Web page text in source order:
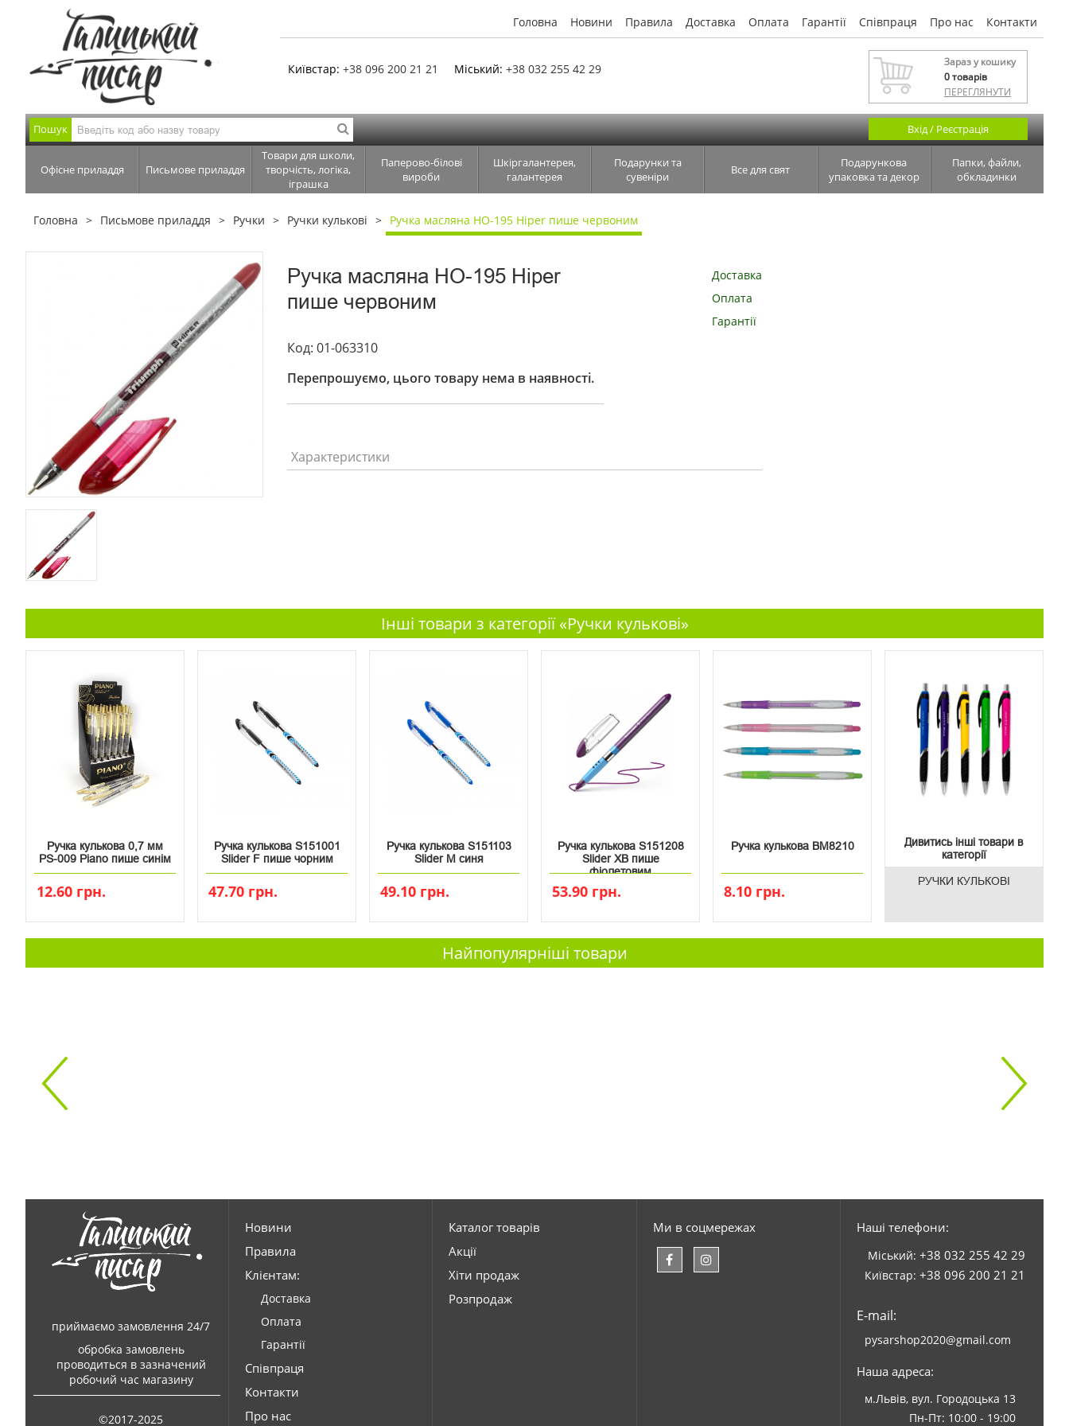
Головна Новини Правила Доставка Оплата Гарантії Співпраця Про нас Контакти
Київстар: +38 096 200 21 21 Міський: +38 032 255 42 29
Зараз у кошику
0товарів
ПЕРЕГЛЯНУТИ
Пошук Вхід / Реєстрація
Офісне приладдя Письмове приладдя
Товари для школи,
творчість, логіка,
іграшка
Паперово-білові
вироби
Шкіргалантерея,
галантерея
Подарунки та
сувеніри
Все для свят
Подарункова
упаковка та декор
Папки, файли,
обкладинки
Головна Письмове приладдя Ручки Ручки кулькові Ручка масляна HO-195 Hiper пише червоним
Ручка масляна HO-195 Hiper
пише червоним
Код: 01-063310
Перепрошуємо, цього товару нема в наявності.
Доставка
Оплата
Гарантії
Характеристики
Інші товари з категорії «Ручки кулькові»
Ручка кулькова 0,7 мм
PS-009 Piano пише синім
12.60 грн.
Ручка кулькова S151001
Slider F пише чорним
47.70 грн.
Ручка кулькова S151103
Slider M синя
49.10 грн.
Ручка кулькова S151208
Slider XB пише
фіолетовим
53.90 грн.
Ручка кулькова ВМ8210
8.10 грн.
Дивитись інші товари в
категорії
РУЧКИ КУЛЬКОВІ
Найпопулярніші товари
приймаємо замовлення 24/7
обробка замовлень
проводиться в зазначений
робочий час магазину
©2017-2025
Новини
Правила
Клієнтам:
Доставка
Оплата
Гарантії
Співпраця
Контакти
Про нас
Каталог товарів
Акції
Хіти продаж
Розпродаж
Ми в соцмережах Наші телефони:
Міський: +38 032 255 42 29
Київстар: +38 096 200 21 21
E-mail:
pysarshop2020@gmail.com
Наша адреса:
м.Львів, вул. Городоцька 13
Пн-Пт: 10:00 - 19:00